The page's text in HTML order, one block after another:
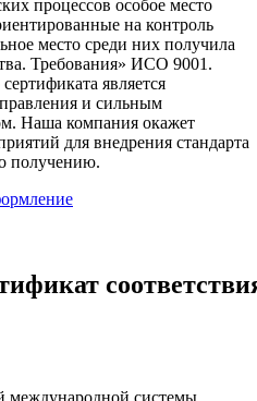
процессов особое место
на контроль
место среди них получила
Требования» ИСО 9001.
является
и сильным
Наша компания окажет
для внедрения стандарта
получению.
международной системы